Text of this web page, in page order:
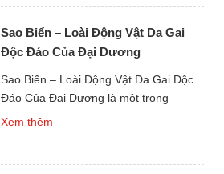
cần một bước chân sơ ý khi […]
Sao Biển – Loài Động Vật Da Gai
Độc Đáo Của Đại Dương
Sao Biển – Loài Động Vật Da Gai Độc
Đáo Của Đại Dương là một trong
những hình ảnh quen thuộc và mang
Xem thêm